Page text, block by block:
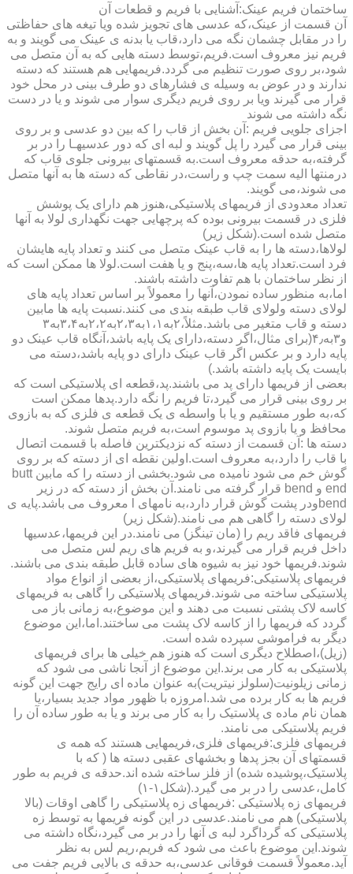
ساختمان فریم عینک:آشنایی با فریم و قطعات آن
آن قسمت از عینک،که عدسی های تجویز شده ویا تیغه های حفاظتی
را در مقابل چشمان نگه می دارد،قاب یا بدنه ی عینک می گویند و به
فریم نیز معروف است.فریم،توسط دسته هایی که به آن متصل می
شود،بر روی صورت تنظیم می گردد.فریمهایی هم هستند که دسته
ندارند و در عوض به وسیله ی فشارهای دو طرف بینی در محل خود
قرار می گیرند ویا بر روی فریم دیگری سوار می شوند و یا در دست
نگه داشته می شوند
اجزای جلویی فریم :آن بخش از قاب را که بین دو عدسی و بر روی
بینی قرار می گیرد را پل گویند و لبه ای که دور عدسیهـا را در بر
گرفته،به حدقه معروف است.به قسمتهای بیرونی جلوی قاب که
درمنتها الیه سمت چپ و راست،در نقاطی که دسته ها به آنها متصل
می شوند،می گویند.
تعداد معدودی از فریمهای پلاستیکی،هنوز هم دارای یک پوشش
فلزی در قسمت بیرونی بوده که پرچهایی جهت نگهداری لولا به آنها
متصل شده است.(شکل زیر)
لولاها،دسته ها را به قاب عینک متصل می کنند و تعداد پایه هایشان
فرد است.تعداد پایه ها،سه،پنج و یا هفت است.لولا ها ممکن است که
از نظر ساختمان با هم تفاوت داشته باشند.
اما،به منظور ساده نمودن،آنها را معمولاً بر اساس تعداد پایه های
لولای دسته ولولای قاب طبقه بندی می کنند.نسبت پایه ها مابین
دسته و قاب متغیر می باشد.مثلاً،۲به۱،۱به۲،۳به۲،۲به۳،۴به۳
و۳به۴٫(برای مثال،اگر دسته،دارای یک پایه باشد،آنگاه قاب عینک دو
پایه دارد و بر عکس اگر قاب عینک دارای دو پایه باشد،دسته می
بایست یک پایه داشته باشد.)
بعضی از فریمها دارای پد می باشند.پد،قطعه ای پلاستیکی است که
بر روی بینی قرار می گیرد،تا فریم را نگه دارد.پدها ممکن است
که،به طور مستقیم و یا با واسطه ی یک قطعه ی فلزی که به بازوی
محافظ و یا بازوی پد موسوم است،به فریم متصل شوند.
دسته ها :آن قسمت از دسته که نزدیکترین فاصله با قسمت اتصال
با قاب را دارد،به معروف است.اولین نقطه ای از دسته که بر روی
گوش خم می شود نامیده می شود.بخشی از دسته را که مابین butt
end و bend قرار گرفته می نامند.آن بخش از دسته که در زیر
bendودر پشت گوش قرار دارد،به نامهای l معروف می باشد.پایه ی
لولای دسته را گاهی هم می نامند.(شکل زیر)
فریمهای فاقد ریم را (مان تینگز) می نامند.در این فریمها،عدسیها
داخل فریم قرار می گیرند،و به فریم های ریم لس متصل می
شوند.فریمها خود نیز به شیوه های ساده قابل طبقه بندی می باشند.
فریمهای پلاستیکی:فریمهای پلاستیکی،از بعضی از انواع مواد
پلاستیکی ساخته می شوند.فریمهای پلاستیکی را گاهی به فریمهای
کاسه لاک پشتی نسبت می دهند و این موضوع،به زمانی باز می
گردد که فریمها را از کاسه لاک پشت می ساختند.اما،این موضوع
دیگر به فراموشی سپرده شده است.
(زیل)،اصطلاح دیگری است که هنوز هم خیلی ها برای فریمهای
پلاستیکی به کار می برند.این موضوع از آنجا ناشی می شود که
زمانی زیلونیت(سلولز نیتریت)به عنوان ماده ای رایج جهت این گونه
فریم ها به کار برده می شد.امروزه با ظهور مواد جدید بسیار،یا
همان نام ماده ی پلاستیک را به کار می برند و یا به طور ساده آن را
فریم پلاستیکی می نامند.
فریمهای فلزی:فریمهای فلزی،فریمهایی هستند که همه ی
قسمتهای آن بجز پدها و بخشهای عقبی دسته ها ( که با
پلاستیک،پوشیده شده) از فلز ساخته شده اند.حدقه ی فریم به طور
کامل،عدسی را در بر می گیرد.(شکل۱-۱)
فریمهای زه پلاستیکی :فریمهای زه پلاستیکی را گاهی اوقات (بالا
پلاستیکی) هم می نامند.عدسی در این گونه فریمها به توسط زه
پلاستیکی که گرداگرد لبه ی آنها را در بر می گیرد،نگاه داشته می
شوند.این موضوع باعث می شود که فریم،ریم لس به نظر
آید.معمولاً قسمت فوقانی عدسی،به حدقه ی بالایی فریم جفت می